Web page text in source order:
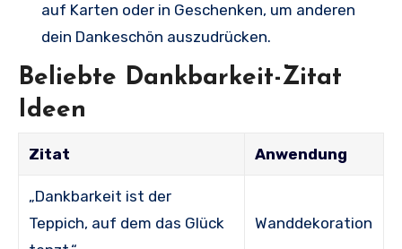
auf Karten oder in Geschenken, um anderen
dein Dankeschön auszudrücken.
Beliebte Dankbarkeit-Zitat
Ideen
Zitat Anwendung
„Dankbarkeit ist der
Teppich, auf dem das Glück
Wanddekoration